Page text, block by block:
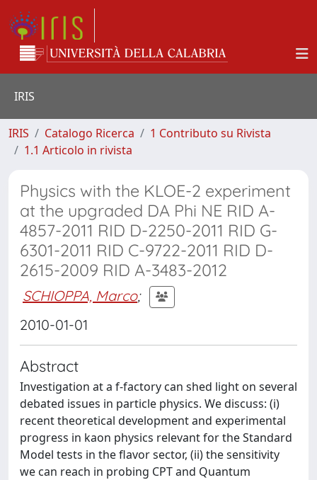
IRIS
IRIS Catalogo Ricerca
1 Contributo su Rivista
1.1 Articolo in rivista
Physics with the KLOE-2 experiment
at the upgraded DA Phi NE RID A-
4857-2011 RID D-2250-2011 RID G-
6301-2011 RID C-9722-2011 RID D-
2615-2009 RID A-3483-2012
SCHIOPPA, Marco;
2010-01-01
Abstract
Investigation at a f-factory can shed light on several
debated issues in particle physics. We discuss: (i)
recent theoretical development and experimental
progress in kaon physics relevant for the Standard
Model tests in the flavor sector, (ii) the sensitivity
we can reach in probing CPT and Quantum